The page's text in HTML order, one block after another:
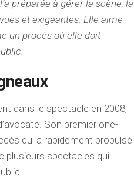
préparée à gérer la scène, la
et exigeantes. Elle aime
un procès où elle doit
dans le spectacle en 2008,
Son premier one-
qui a rapidement propulsé
plusieurs spectacles qui